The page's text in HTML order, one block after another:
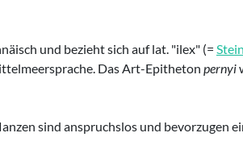
und bezieht sich auf lat. "ilex" (=
Das Art-Epitheton pernyi
sind anspruchslos und bevorzugen